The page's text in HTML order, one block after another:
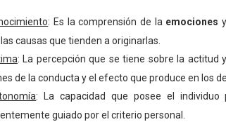
: Es la comprensión de la emociones y
causas que tienden a originarlas.
: La percepción que se tiene sobre la actitud
de la conducta y el efecto que produce en los
: La capacidad que posee el individuo
guiado por el criterio personal.